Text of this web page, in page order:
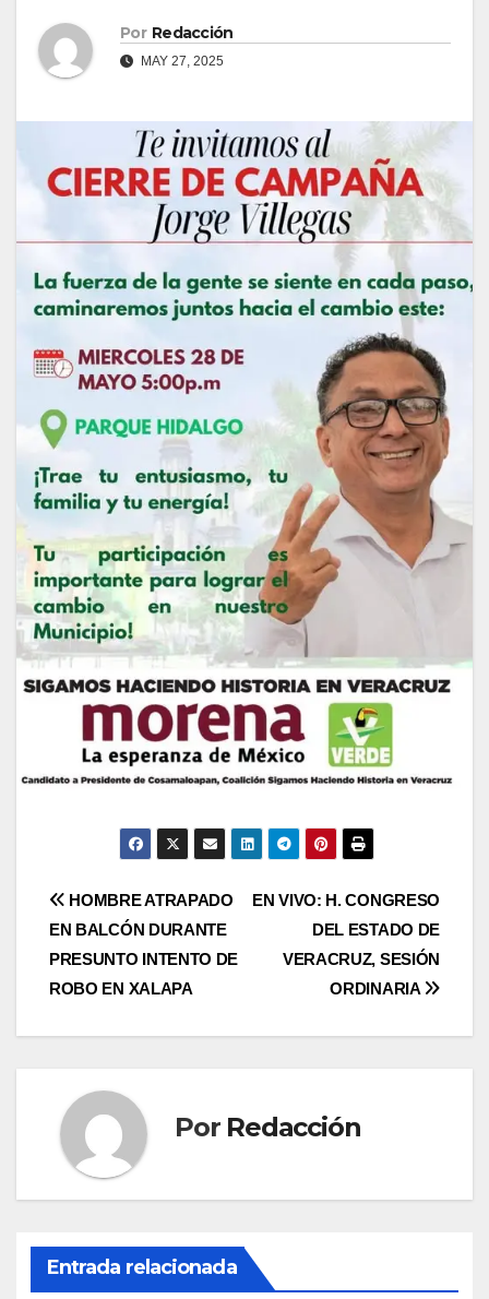
Por Redacción
MAY 27, 2025
Navegación
de
entradas
EN VIVO: H. CONGRESO
DEL ESTADO DE
VERACRUZ, SESIÓN
ORDINARIA
HOMBRE ATRAPADO
EN BALCÓN DURANTE
PRESUNTO INTENTO DE
ROBO EN XALAPA
Por Redacción
Entrada relacionada